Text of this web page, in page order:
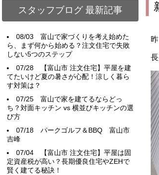
スタッフブログ 最新記事
08/03 富山で家づくりを考え始めた
ら、まず何から始める？注文住宅で失敗
しない5つのステップ
07/28
【富山市 注文住宅】平屋を建
てたいけど夏の暑さが心配！涼しく暮ら
す対策は？
07/25 富山で家を建てるならどっ
ち？対面キッチン vs 横並びキッチンの選
び方
07/18 パークゴルフ＆BBQ 富山市
吉峰
07/04
【富山市 注文住宅】平屋は固
定資産税が高い？長期優良住宅やZEHで
賢く建てる秘訣！